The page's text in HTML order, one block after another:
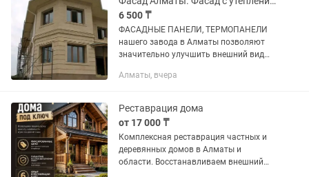
6 500 ₸
ФАСАДНЫЕ ПАНЕЛИ, ТЕРМОПАНЕЛИ
нашего завода в Алматы позволяют
значительно улучшить внешний вид
травертин. При этом вы экономите на
Алматы, вчера
Реставрация дома
от 17 000 ₸
Комплексная реставрация частных и
деревянных домов в Алматы и
области. Восстанавливаем внешний